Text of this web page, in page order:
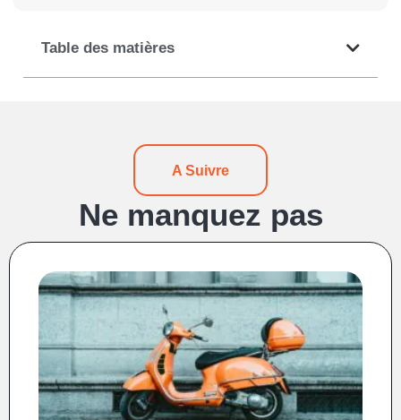
Table des matières
A Suivre
Ne manquez pas